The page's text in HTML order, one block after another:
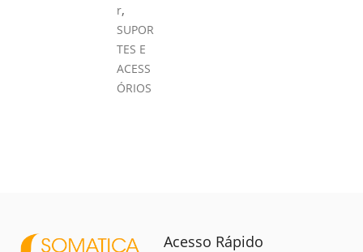
r,
SUPOR
TES E
ACESS
ÓRIOS
Acesso Rápido